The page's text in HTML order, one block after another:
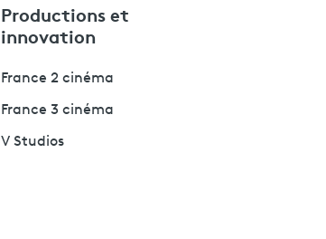
Productions et
innovation
France 2 cinéma
France 3 cinéma
V Studios